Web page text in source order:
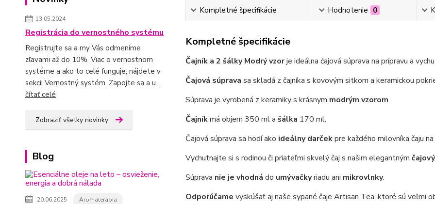
13.05.2024
Registrácia do vernostného systému
Registrujte sa a my Vás odmeníme
zľavami až do 10%. Viac o vernostnom
systéme a ako to celé funguje, nájdete v
sekcii Vernostný systém. Zapojte sa a u...
čítať celé
Zobraziť všetky novinky
Blog
20.06.2025 Aromaterapia
Kompletné špecifikácie Hodnotenie 0
Kompletné špecifikácie
Čajník a 2 šálky Modrý vzorje ideálna čajová súprava na prípravu a
Čajová súprava sa skladá z čajníka s kovovým sitkom a keramickou
Súprava je vyrobená z keramiky s krásnym modrým vzorom.
Čajníkmá objem 350 ml a šálka 170 ml.
Čajová súprava sa hodí ako ideálny darčekpre každého milovníka čaju
Vychutnajte si s rodinou či priateľmi skvelý čaj s našim elegantným
Súprava nie je vhodná do umývačkyriadu ani mikrovlnky.
Odporúčame vyskúšať aj naše sypané čaje Artisan Tea, ktoré sú veľmi